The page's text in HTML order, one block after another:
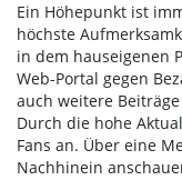
Ein Höhepunkt ist
höchste
in dem hauseigenen
Web-Portal gegen
auch weitere
Durch die hohe
Fans an. Über eine
Nachhinein